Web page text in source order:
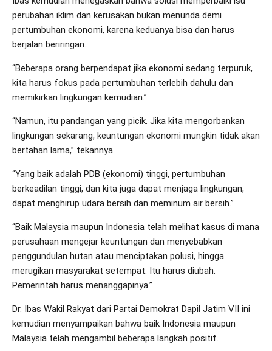
perubahan iklim dan kerusakan bukan menunda demi
pertumbuhan ekonomi, karena keduanya bisa dan harus
berjalan beriringan.
“Beberapa orang berpendapat jika ekonomi sedang terpuruk,
kita harus fokus pada pertumbuhan terlebih dahulu dan
memikirkan lingkungan kemudian.”
“Namun, itu pandangan yang picik. Jika kita mengorbankan
lingkungan sekarang, keuntungan ekonomi mungkin tidak akan
bertahan lama,” tekannya.
“Yang baik adalah PDB (ekonomi) tinggi, pertumbuhan
berkeadilan tinggi, dan kita juga dapat menjaga lingkungan,
dapat menghirup udara bersih dan meminum air bersih.”
“Baik Malaysia maupun Indonesia telah melihat kasus di mana
perusahaan mengejar keuntungan dan menyebabkan
penggundulan hutan atau menciptakan polusi, hingga
merugikan masyarakat setempat. Itu harus diubah.
Pemerintah harus menanggapinya.”
Dr. Ibas Wakil Rakyat dari Partai Demokrat Dapil Jatim VII ini
kemudian menyampaikan bahwa baik Indonesia maupun
Malaysia telah mengambil beberapa langkah positif.